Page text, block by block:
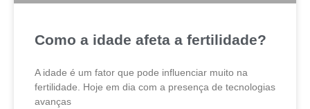
Como a idade afeta a fertilidade?
A idade é um fator que pode influenciar muito na
fertilidade. Hoje em dia com a presença de tecnologias
avanças